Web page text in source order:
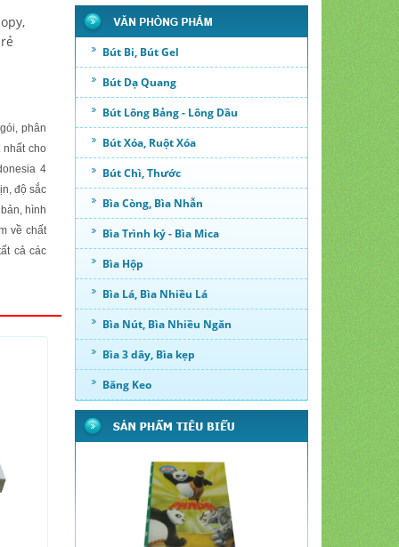
phân
nhất cho
4
độ sắc
hình
về chất
cả các
Bút Bi, Bút Gel
Bút Dạ Quang
Bút Lông Bảng - Lông Dầu
Bút Xóa, Ruột Xóa
Bút Chì, Thước
Bìa Còng, Bìa Nhẫn
Bìa Trình ký - Bìa Mica
Bìa Hộp
Bìa Lá, Bìa Nhiều Lá
Bìa Nút, Bìa Nhiều Ngăn
Bìa 3 dây, Bìa kẹp
Băng Keo